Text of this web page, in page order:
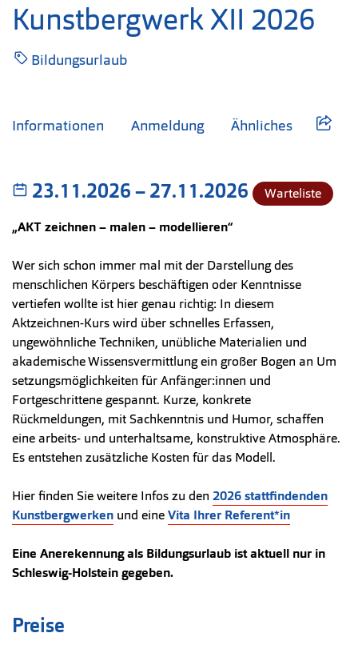
Kunstbergwerk XII 2026
Bildungsurlaub
Informationen Anmeldung Ähnliches
23.11.2026–bis
27.11.2026
Warteliste
„AKT zeichnen – malen – modellieren“
Wer sich schon immer mal mit der Darstellung des
menschlichen Körpers beschäftigen oder Kenntnisse
vertiefen wollte ist hier genau richtig: In diesem
Aktzeichnen-Kurs wird über schnelles Erfassen,
ungewöhnliche Techniken, unübliche Materialien und
akademische Wissensvermittlung ein großer Bogen an Um
setzungsmöglichkeiten für Anfänger:innen und
Fortgeschrittene gespannt. Kurze, konkrete
Rückmeldungen, mit Sachkenntnis und Humor, schaffen
eine arbeits- und unterhaltsame, konstruktive Atmosphäre.
Es entstehen zusätzliche Kosten für das Modell.
Hier finden Sie weitere Infos zu den 2026 stattfindenden
Kunstbergwerken und eineVita Ihrer Referent*in
Eine Anerekennung als Bildungsurlaub ist aktuell nur in
Schleswig-Holstein gegeben.
Preise